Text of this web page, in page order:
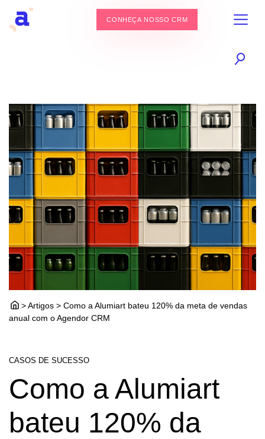
CONHEÇA NOSSO CRM
> Artigos > Como a Alumiart bateu 120% da meta de vendas
anual com o Agendor CRM
CASOS DE SUCESSO
Como a Alumiart
bateu 120% da